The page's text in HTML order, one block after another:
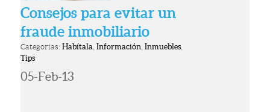
Consejos para evitar un
fraude inmobiliario
Categorías:Habítala ,Información ,Inmuebles
Tips
05-Feb-13